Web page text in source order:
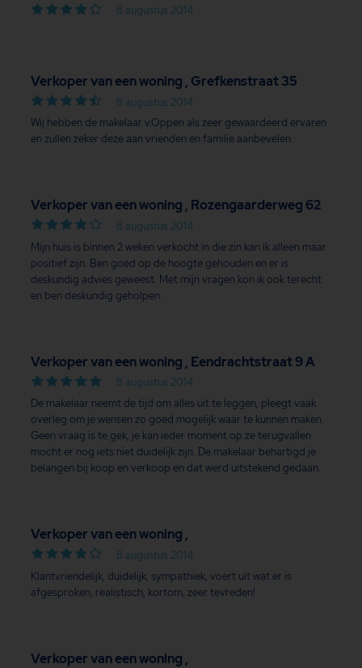
8 augustus 2014
Verkoper van een woning , Grefkenstraat 35
8 augustus 2014
Wij hebben de makelaar v.Oppen als zeer gewaardeerd ervaren
en zullen zeker deze aan vrienden en familie aanbevelen.
Verkoper van een woning , Rozengaarderweg 62
8 augustus 2014
Mijn huis is binnen 2 weken verkocht in die zin kan ik alleen maar
positief zijn. Ben goed op de hoogte gehouden en er is
deskundig advies geweest. Met mijn vragen kon ik ook terecht
en ben deskundig geholpen.
Verkoper van een woning , Eendrachtstraat 9 A
8 augustus 2014
De makelaar neemt de tijd om alles uit te leggen, pleegt vaak
overleg om je wensen zo goed mogelijk waar te kunnen maken.
Geen vraag is te gek, je kan ieder moment op ze terugvallen
mocht er nog iets niet duidelijk zijn. De makelaar behartigd je
belangen bij koop en verkoop en dat werd uitstekend gedaan.
Verkoper van een woning ,
8 augustus 2014
Klantvriendelijk, duidelijk, sympathiek, voert uit wat er is
afgesproken, realistisch, kortom, zeer tevreden!
Verkoper van een woning ,